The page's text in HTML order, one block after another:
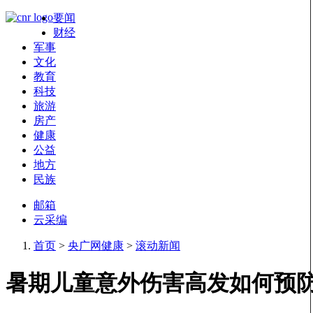
要闻
财经
军事
文化
教育
科技
旅游
房产
健康
公益
地方
民族
邮箱
云采编
首页 > 央广网健康 > 滚动新闻
暑期儿童意外伤害高发如何预